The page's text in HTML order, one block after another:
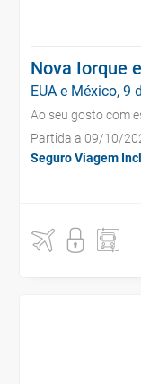
Nova Iorque
EUA e México, 9
Ao seu gosto com
Partida a 09/10/
Seguro Viagem